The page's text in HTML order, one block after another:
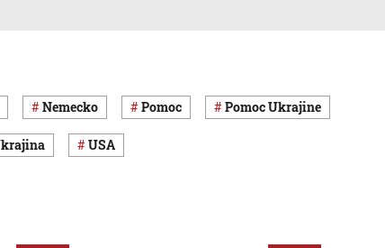
Nemecko pomoc pomoc Ukrajine
Ukrajina USA